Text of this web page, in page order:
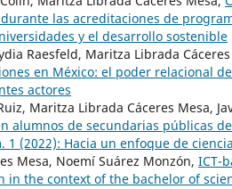
las acreditaciones de
y el desarrollo sostenible
Raesfeld, Maritza Librada
en México: el poder relacional
actores
Maritza Librada Cáceres Mesa,
alumnos de secundarias públicas
1 (2022): Hacia un enfoque de
Mesa, Noemí Suárez Monzón, ICT-
in the context of the bachelor of